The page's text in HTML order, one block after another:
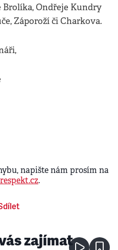
Brolíka, Ondřeje Kundry
Záporoží či Charkova.
napište nám prosím na
.
zajímat